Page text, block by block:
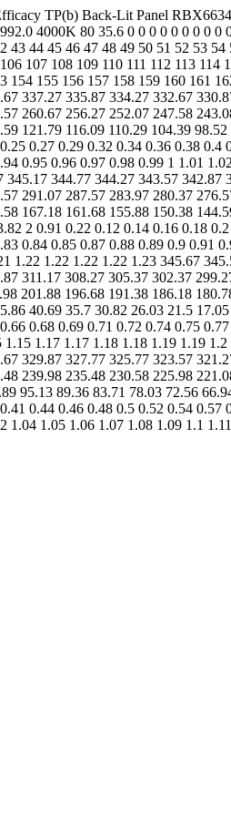
TP(b) Back-Lit Panel
4000K 80 35.6 0 0 0 0 0 0 0 0
44 45 46 47 48 49 50 51 52 53
107 108 109 110 111 112 113
155 156 157 158 159 160 161
337.27 335.87 334.27 332.67
260.67 256.27 252.07 247.58
121.79 116.09 110.29 104.39
0.27 0.29 0.32 0.34 0.36 0.38
0.95 0.96 0.97 0.98 0.99 1 1.01
344.77 344.27 343.57
291.07 287.57 283.97 280.37
167.18 161.68 155.88 150.38
2 0.91 0.22 0.12 0.14 0.16 0.18
0.84 0.85 0.87 0.88 0.89 0.9 0.91
1.22 1.22 1.22 1.22 1.23 345.67
311.17 308.27 305.37 302.37
201.88 196.68 191.38 186.18
40.69 35.7 30.82 26.03 21.5
0.68 0.69 0.71 0.72 0.74 0.75
1.17 1.17 1.18 1.18 1.19 1.19
329.87 327.77 325.77 323.57
239.98 235.48 230.58 225.98
95.13 89.36 83.71 78.03 72.56
0.44 0.46 0.48 0.5 0.52 0.54
1.05 1.06 1.07 1.08 1.09 1.1